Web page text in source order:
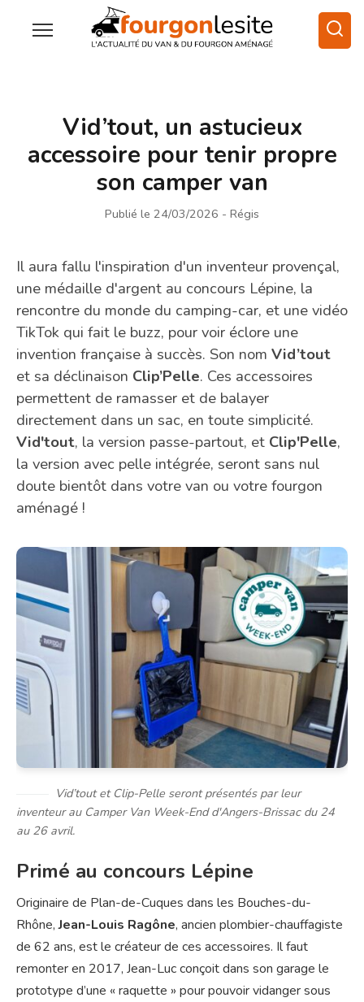
Vid’tout, un astucieux
accessoire pour tenir propre
son camper van
Publié le 24/03/2026 - Régis
Il aura fallu l'inspiration d'un inventeur provençal,
une médaille d'argent au concours Lépine, la
rencontre du monde du camping-car, et une vidéo
TikTok qui fait le buzz, pour voir éclore une
invention française à succès. Son nom Vid’tout
et sa déclinaison Clip’Pelle. Ces accessoires
permettent de ramasser et de balayer
directement dans un sac, en toute simplicité.
Vid'tout, la version passe-partout, et Clip'Pelle,
la version avec pelle intégrée, seront sans nul
doute bientôt dans votre van ou votre fourgon
aménagé !
Vid’tout et Clip-Pelle seront présentés par leur
inventeur au Camper Van Week-End d'Angers-Brissac du 24
au 26 avril.
Primé au concours Lépine
Originaire de Plan-de-Cuques dans les Bouches-du-
Rhône,Jean-Louis Ragône, ancien plombier-chauffagiste
de 62 ans, est le créateur de ces accessoires. Il faut
remonter en 2017, Jean-Luc conçoit dans son garage le
prototype d’une « raquette » pour pouvoir vidanger sous